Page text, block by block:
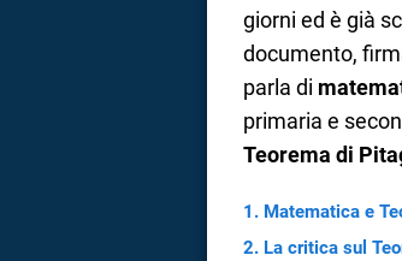
giorni ed è già
documento,
parla di
primaria e
Teorema di
Matematica e
La critica sul